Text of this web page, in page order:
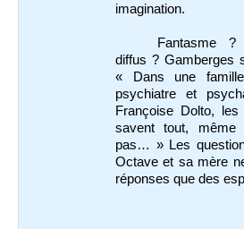
imagination.
Fantasme
diffus ? Gamberges
« Dans une
psychiatre et
Françoise Dolto,
savent tout,
pas… » Les
Octave et sa mère
réponses que des